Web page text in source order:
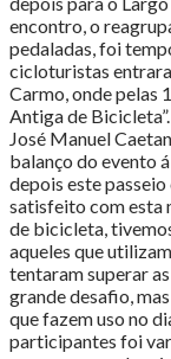
encontro, o
pedaladas, foi
cicloturistas
Carmo, onde pelas
Antiga de Bicicleta”.
José Manuel
balanço do evento
depois este
satisfeito com esta
de bicicleta,
aqueles que
tentaram superar
grande desafio,
que fazem uso no
participantes foi